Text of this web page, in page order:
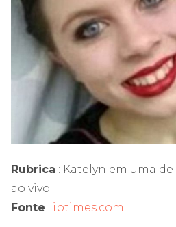
Rubrica : Katelyn em uma
ao vivo.
Fonte : ibtimes.com